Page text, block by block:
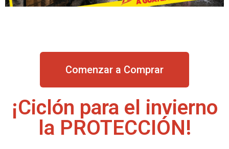
Comenzar a Comprar
¡Ciclón para el invierno
la PROTECCIÓN!